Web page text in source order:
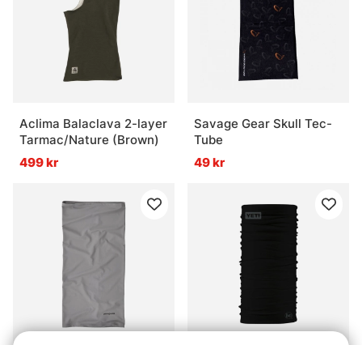
Aclima Balaclava 2-layer
Tarmac/Nature (Brown)
499 kr
Savage Gear Skull Tec-
Tube
49 kr